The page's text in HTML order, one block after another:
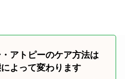
アトピーのケア方法は
よって変わります